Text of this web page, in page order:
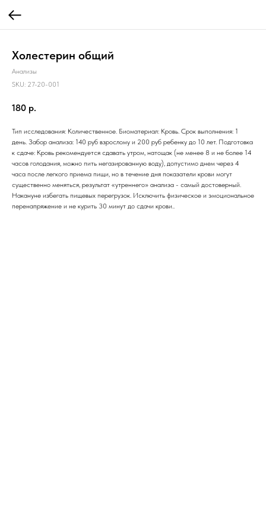
Холестерин общий
Анализы
SKU: 27-20-001
180 р.
Тип исследования: Количественное. Биоматериал: Кровь. Срок выполнения: 1
день. Забор анализа: 140 руб взрослому и 200 руб ребенку до 10 лет. Подготовка
к сдаче: Кровь рекомендуется сдавать утром, натощак (не менее 8 и не более 14
часов голодания, можно пить негазированную воду), допустимо днем через 4
часа после легкого приема пищи, но в течение дня показатели крови могут
существенно меняться, результат «утреннего» анализа - самый достоверный.
Накануне избегать пищевых перегрузок. Исключить физическое и эмоциональное
перенапряжение и не курить 30 минут до сдачи крови..